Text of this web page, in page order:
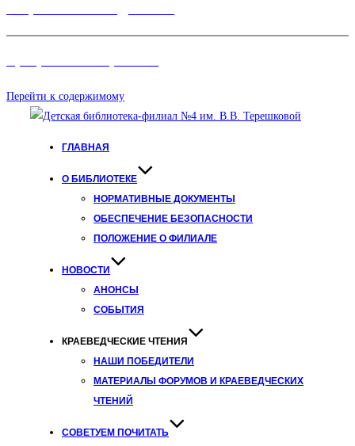
Перейти к содержимому
ГЛАВНАЯ
О БИБЛИОТЕКЕ
НОРМАТИВНЫЕ ДОКУМЕНТЫ
ОБЕСПЕЧЕНИЕ БЕЗОПАСНОСТИ
ПОЛОЖЕНИЕ О ФИЛИАЛЕ
НОВОСТИ
АНОНСЫ
СОБЫТИЯ
КРАЕВЕДЧЕСКИЕ ЧТЕНИЯ
НАШИ ПОБЕДИТЕЛИ
МАТЕРИАЛЫ ФОРУМОВ И КРАЕВЕДЧЕСКИХ
ЧТЕНИЙ
СОВЕТУЕМ ПОЧИТАТЬ